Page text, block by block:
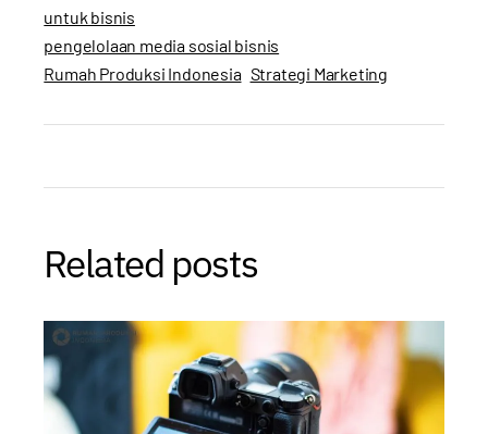
untuk bisnis
pengelolaan media sosial bisnis
Rumah Produksi Indonesia Strategi Marketing
Related posts